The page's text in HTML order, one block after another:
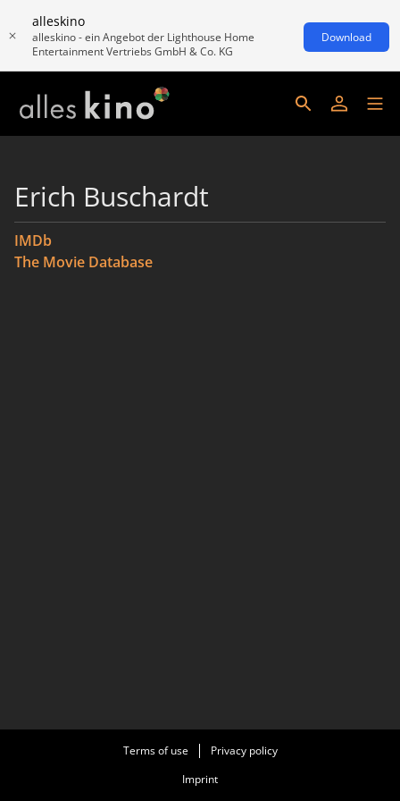
alleskino
alleskino - ein Angebot der Lighthouse Home
Entertainment Vertriebs GmbH & Co. KG
Download
Erich Buschardt
IMDb
The Movie Database
Terms of use
Privacy policy
Imprint